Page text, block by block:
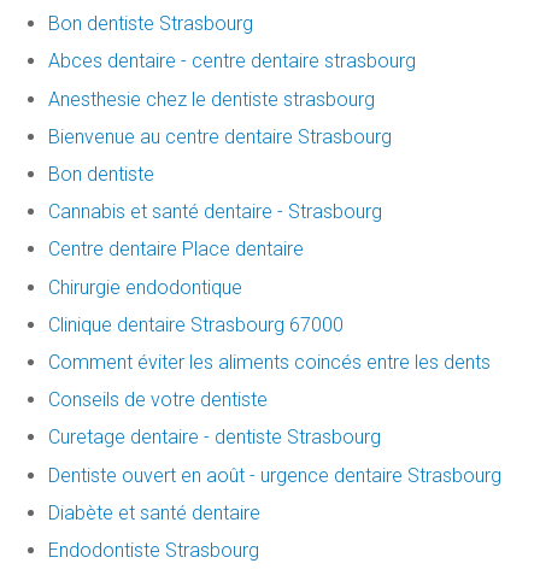
Bon dentiste Strasbourg
Abces dentaire - centre dentaire strasbourg
Anesthesie chez le dentiste strasbourg
Bienvenue au centre dentaire Strasbourg
Bon dentiste
Cannabis et santé dentaire - Strasbourg
Centre dentaire Place dentaire
Chirurgie endodontique
Clinique dentaire Strasbourg 67000
Comment éviter les aliments coincés entre les dents
Conseils de votre dentiste
Curetage dentaire - dentiste Strasbourg
Dentiste ouvert en août - urgence dentaire Strasbourg
Diabète et santé dentaire
Endodontiste Strasbourg